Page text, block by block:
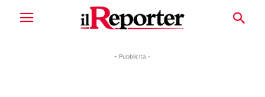
- Pubblicità -